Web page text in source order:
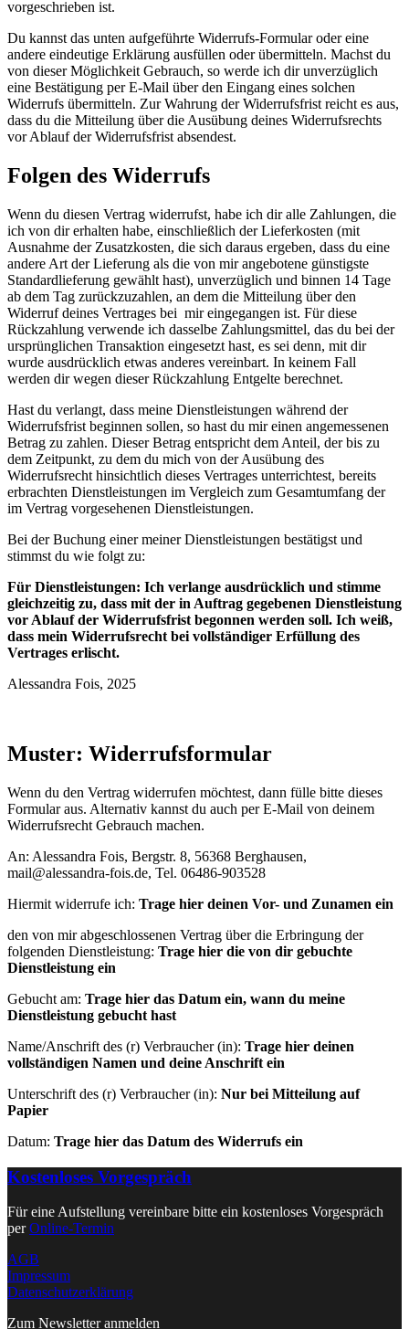
vorgeschrieben ist.
Du kannst das unten aufgeführte Widerrufs-Formular oder eine
andere eindeutige Erklärung ausfüllen oder übermitteln. Machst du
von dieser Möglichkeit Gebrauch, so werde ich dir unverzüglich
eine Bestätigung per E-Mail über den Eingang eines solchen
Widerrufs übermitteln. Zur Wahrung der Widerrufsfrist reicht es aus,
dass du die Mitteilung über die Ausübung deines Widerrufsrechts
vor Ablauf der Widerrufsfrist absendest.
Folgen des Widerrufs
Wenn du diesen Vertrag widerrufst, habe ich dir alle Zahlungen, die
ich von dir erhalten habe, einschließlich der Lieferkosten (mit
Ausnahme der Zusatzkosten, die sich daraus ergeben, dass du eine
andere Art der Lieferung als die von mir angebotene günstigste
Standardlieferung gewählt hast), unverzüglich und binnen 14 Tage
ab dem Tag zurückzuzahlen, an dem die Mitteilung über den
Widerruf deines Vertrages bei mir eingegangen ist. Für diese
Rückzahlung verwende ich dasselbe Zahlungsmittel, das du bei der
ursprünglichen Transaktion eingesetzt hast, es sei denn, mit dir
wurde ausdrücklich etwas anderes vereinbart. In keinem Fall
werden dir wegen dieser Rückzahlung Entgelte berechnet.
Hast du verlangt, dass meine Dienstleistungen während der
Widerrufsfrist beginnen sollen, so hast du mir einen angemessenen
Betrag zu zahlen. Dieser Betrag entspricht dem Anteil, der bis zu
dem Zeitpunkt, zu dem du mich von der Ausübung des
Widerrufsrecht hinsichtlich dieses Vertrages unterrichtest, bereits
erbrachten Dienstleistungen im Vergleich zum Gesamtumfang der
im Vertrag vorgesehenen Dienstleistungen.
Bei der Buchung einer meiner Dienstleistungen bestätigst und
stimmst du wie folgt zu:
Für Dienstleistungen: Ich verlange ausdrücklich und stimme
gleichzeitig zu, dass mit der in Auftrag gegebenen Dienstleistung
vor Ablauf der Widerrufsfrist begonnen werden soll. Ich weiß,
dass mein Widerrufsrecht bei vollständiger Erfüllung des
Vertrages erlischt.
Alessandra Fois, 2025
Muster: Widerrufsformular
Wenn du den Vertrag widerrufen möchtest, dann fülle bitte dieses
Formular aus. Alternativ kannst du auch per E-Mail von deinem
Widerrufsrecht Gebrauch machen.
An: Alessandra Fois, Bergstr. 8, 56368 Berghausen,
mail@alessandra-fois.de, Tel. 06486-903528
Hiermit widerrufe ich: Trage hier deinen Vor- und Zunamen ein
den von mir abgeschlossenen Vertrag über die Erbringung der
folgenden Dienstleistung: Trage hier die von dir gebuchte
Dienstleistung ein
Gebucht am: Trage hier das Datum ein, wann du meine
Dienstleistung gebucht hast
Name/Anschrift des (r) Verbraucher (in): Trage hier deinen
vollständigen Namen und deine Anschrift ein
Unterschrift des (r) Verbraucher (in): Nur bei Mitteilung auf
Papier
Datum: Trage hier das Datum des Widerrufs ein
Kostenloses Vorgespräch
Für eine Aufstellung vereinbare bitte ein kostenloses Vorgespräch
perOnline-Termin
AGB
Impressum
Datenschutzerklärung
Zum Newsletter anmelden